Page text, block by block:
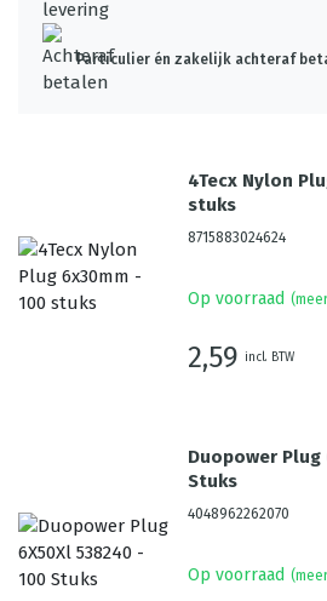
Particulier én zakelijk achteraf
4Tecx Nylon
stuks
8715883024624
Op voorraad
2,59 incl. BTW
Duopower Plug
Stuks
4048962262070
Op voorraad